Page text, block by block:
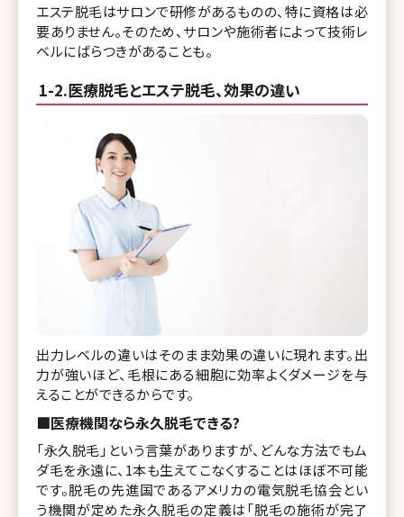
エステ脱毛はサロンで研修があるものの、特に資格は必
要ありません。そのため、サロンや施術者によって技術レ
ベルにばらつきがあることも。
1-2.医療脱毛とエステ脱毛、効果の違い
出力レベルの違いはそのまま効果の違いに現れます。出
力が強いほど、毛根にある細胞に効率よくダメージを与
えることができるからです。
■医療機関なら永久脱毛できる?
「永久脱毛」という言葉がありますが、どんな方法でもム
ダ毛を永遠に、1本も生えてこなくすることはほぼ不可能
です。脱毛の先進国であるアメリカの電気脱毛協会とい
う機関が定めた永久脱毛の定義は「脱毛の施術が完了